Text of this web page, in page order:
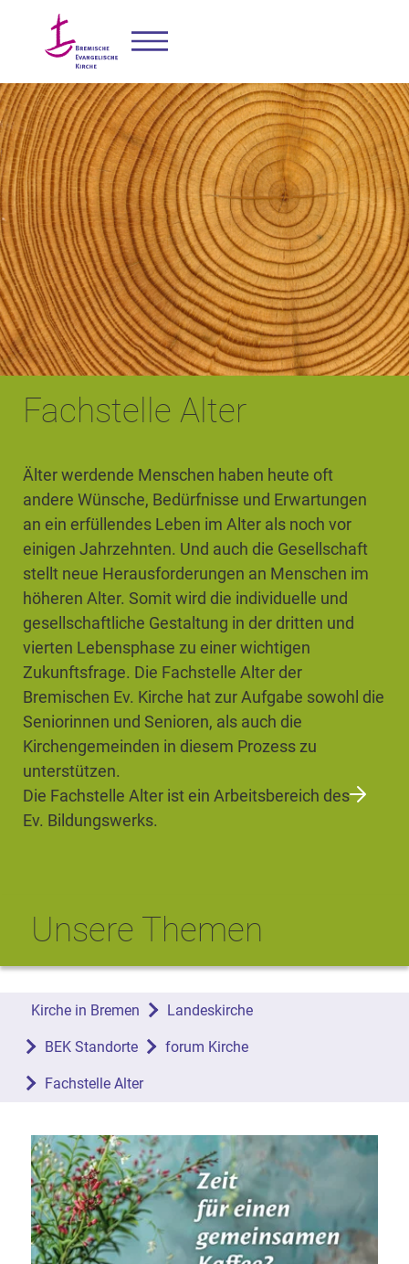
Fachstelle Alter
Älter werdende Menschen haben heute oft
andere Wünsche, Bedürfnisse und Erwartungen
an ein erfüllendes Leben im Alter als noch vor
einigen Jahrzehnten. Und auch die Gesellschaft
stellt neue Herausforderungen an Menschen im
höheren Alter. Somit wird die individuelle und
gesellschaftliche Gestaltung in der dritten und
vierten Lebensphase zu einer wichtigen
Zukunftsfrage. Die Fachstelle Alter der
Bremischen Ev. Kirche hat zur Aufgabe sowohl die
Seniorinnen und Senioren, als auch die
Kirchengemeinden in diesem Prozess zu
unterstützen.
Die Fachstelle Alter ist ein Arbeitsbereich des
Ev. Bildungswerks.
Unsere Themen
Kirche in Bremen Landeskirche
BEK Standorte forum Kirche
Fachstelle Alter